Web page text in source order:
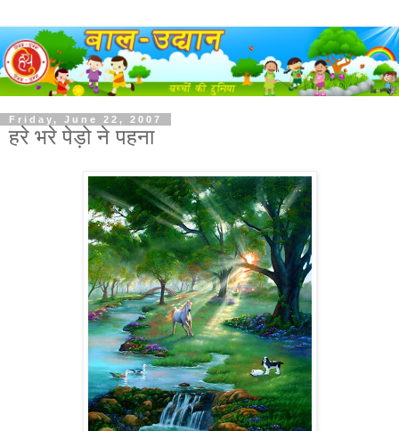
Friday, June 22, 2007
हरे भरे पेड़ो ने पहना